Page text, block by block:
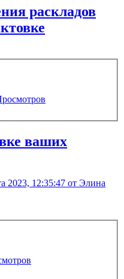
раскладов
ваших
2023, 12:35:47 от Элина